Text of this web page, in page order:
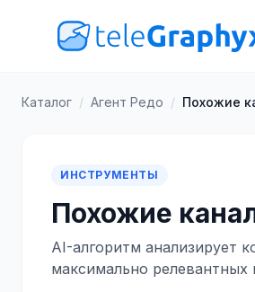
Каталог / Агент Редо / Похожие
ИНСТРУМЕНТЫ
Похожие
AI-алгоритм анализирует
максимально релевантных